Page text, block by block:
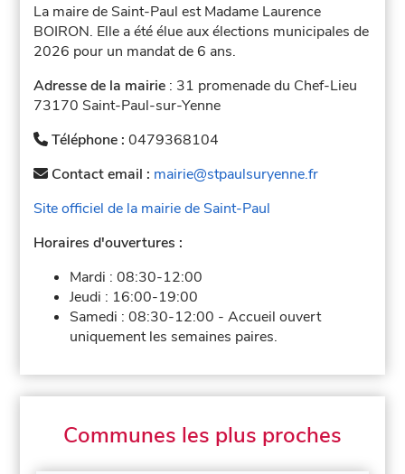
La maire de Saint-Paul est Madame Laurence
BOIRON. Elle a été élue aux élections municipales de
2026 pour un mandat de 6 ans.
Adresse de la mairie : 31 promenade du Chef-Lieu
73170 Saint-Paul-sur-Yenne
Téléphone :0479368104
Contact email : mairie@stpaulsuryenne.fr
Site officiel de la mairie de Saint-Paul
Horaires d'ouvertures :
Mardi :08:30-12:00
Jeudi : 16:00-19:00
Samedi :08:30-12:00 -Accueil ouvert
uniquement les semaines paires.
Communes les plus proches